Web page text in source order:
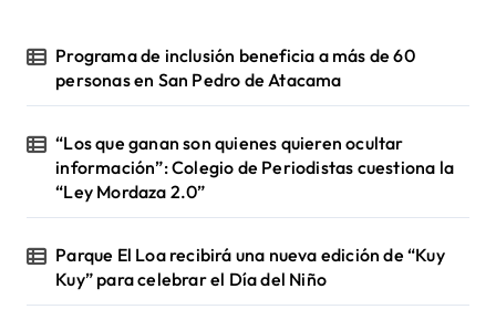
Programa de inclusión beneficia a más de 60
personas en San Pedro de Atacama
“Los que ganan son quienes quieren ocultar
información”: Colegio de Periodistas cuestiona la
“Ley Mordaza 2.0”
Parque El Loa recibirá una nueva edición de “Kuy
Kuy” para celebrar el Día del Niño